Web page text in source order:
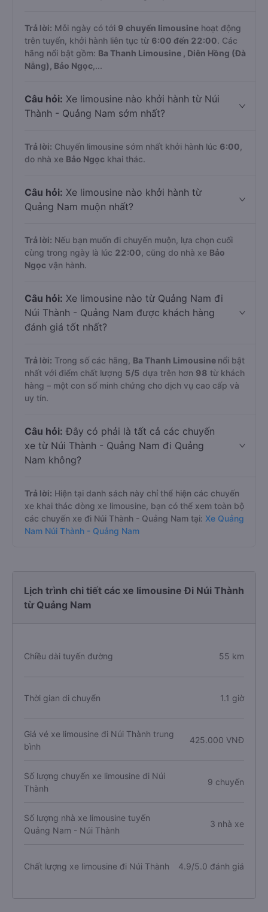
Trả lời: Mỗi ngày có tới 9 chuyến limousine hoạt động
trên tuyến, khởi hành liên tục từ 6:00 đến 22:00. Các
hãng nổi bật gồm: Ba Thanh Limousine , Diên Hồng (Đà
Nẵng), Bảo Ngọc ,...
Câu hỏi: Xe limousine nào khởi hành từ Núi
Thành - Quảng Nam sớm nhất?
Trả lời: Chuyến limousine sớm nhất khởi hành lúc 6:00
do nhà xe Bảo Ngọc khai thác.
Câu hỏi: Xe limousine nào khởi hành từ
Quảng Nam muộn nhất?
Trả lời: Nếu bạn muốn đi chuyến muộn, lựa chọn cuối
cùng trong ngày là lúc 22:00 , cũng do nhà xe Bảo
Ngọc vận hành.
Câu hỏi: Xe limousine nào từ Quảng Nam đi
Núi Thành - Quảng Nam được khách hàng
đánh giá tốt nhất?
Trả lời: Trong số các hãng, Ba Thanh Limousine nổi bật
nhất với điểm chất lượng 5/5 dựa trên hơn 98 từ khách
hàng – một con số minh chứng cho dịch vụ cao cấp và
uy tín.
Câu hỏi: Đây có phải là tất cả các chuyến
xe từ Núi Thành - Quảng Nam đi Quảng
Nam không?
Trả lời: Hiện tại danh sách này chỉ thể hiện các chuyến
xe khai thác dòng xe limousine, bạn có thể xem toàn bộ
các chuyến xe đi Núi Thành - Quảng Nam tại: Xe Quảng
Nam Núi Thành - Quảng Nam
Lịch trình chi tiết các xe limousine Đi Núi Thành
từ Quảng Nam
Chiều dài tuyến đường 55 km
Thời gian di chuyển 1.1 giờ
Giá vé xe limousine đi Núi Thành trung
bình
425.000 VNĐ
Số lượng chuyến xe limousine đi Núi
Thành
9 chuyến
Số lượng nhà xe limousine tuyến
Quảng Nam - Núi Thành
3 nhà xe
Chất lượng xe limousine đi Núi Thành 4.9/5.0 đánh giá